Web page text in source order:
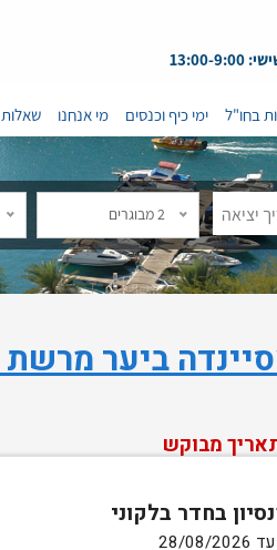
בחו"ל ימי כיף וכנסים מי אנחנו שאלות
2 מבוגרים
ביער
מבוקש